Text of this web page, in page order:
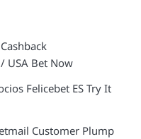
USA Bet Now
Felicebet ES Try It
Customer Plump